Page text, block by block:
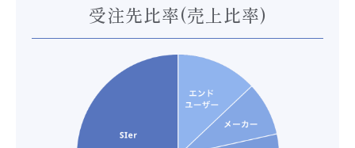
受注先比率(売上比率)